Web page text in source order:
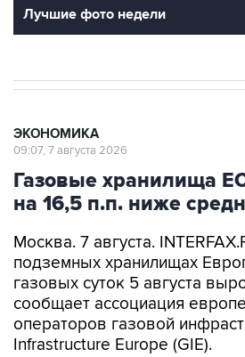
Лучшие фото недели
ЭКОНОМИКА
09:07, 7 августа 2026
Газовые хранилища
на 16,5 п.п. ниже
Москва. 7 августа.
подземных хранилищах
газовых суток 5 августа
сообщает ассоциация
операторов газовой
Infrastructure Europe (GIE).